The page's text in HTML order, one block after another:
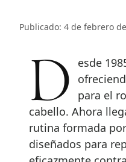
Publicado: 4 de febrero
Desde 1985, Valmont lleva
para el
cabello. Ahora
rutina formada
diseñados para